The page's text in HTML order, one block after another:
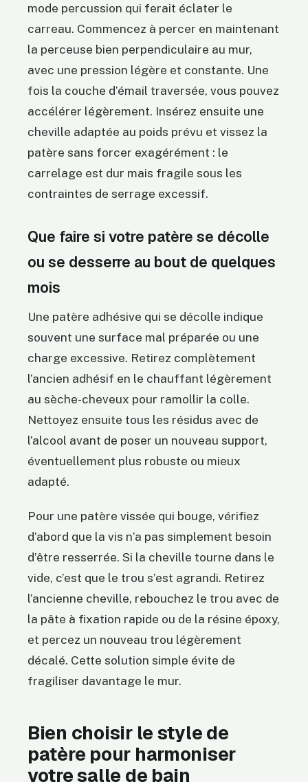
mode percussion qui ferait éclater le
carreau. Commencez à percer en maintenant
la perceuse bien perpendiculaire au mur,
avec une pression légère et constante. Une
fois la couche d’émail traversée, vous pouvez
accélérer légèrement. Insérez ensuite une
cheville adaptée au poids prévu et vissez la
patère sans forcer exagérément : le
carrelage est dur mais fragile sous les
contraintes de serrage excessif.
Que faire si votre patère se décolle
ou se desserre au bout de quelques
mois
Une patère adhésive qui se décolle indique
souvent une surface mal préparée ou une
charge excessive. Retirez complètement
l’ancien adhésif en le chauffant légèrement
au sèche-cheveux pour ramollir la colle.
Nettoyez ensuite tous les résidus avec de
l’alcool avant de poser un nouveau support,
éventuellement plus robuste ou mieux
adapté.
Pour une patère vissée qui bouge, vérifiez
d’abord que la vis n’a pas simplement besoin
d’être resserrée. Si la cheville tourne dans le
vide, c’est que le trou s’est agrandi. Retirez
l’ancienne cheville, rebouchez le trou avec de
la pâte à fixation rapide ou de la résine époxy,
et percez un nouveau trou légèrement
décalé. Cette solution simple évite de
fragiliser davantage le mur.
Bien choisir le style de
patère pour harmoniser
votre salle de bain